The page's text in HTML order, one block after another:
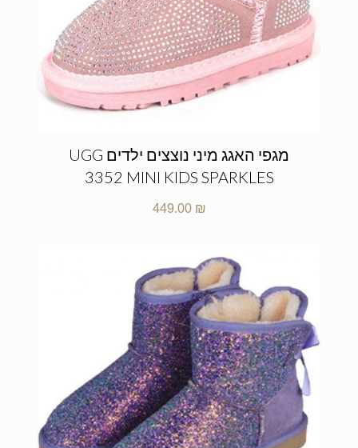
מגפי האגג מיני נוצצים ילדים UGG
3352 MINI KIDS SPARKLES
449.00 ₪